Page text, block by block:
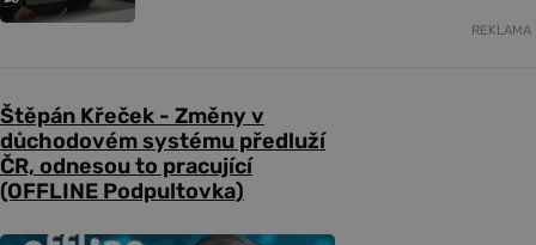
REKLAMA
Štěpán Křeček - Změny v
důchodovém systému předluží
ČR, odnesou to pracující
(OFFLINE Podpultovka)